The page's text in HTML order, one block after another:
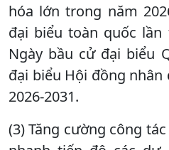
hóa lớn trong năm
đại biểu toàn quốc
Ngày bầu cử đại biểu
đại biểu Hội đồng nhân
2026-2031.
(3) Tăng cường công